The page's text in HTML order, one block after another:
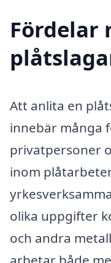
Fördelar
Att anlita en
innebär många
privatpersoner
inom
olika uppgifter
och andra